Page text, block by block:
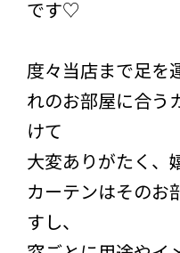
です♡
度々当店まで足を
れのお部屋に合う
けて
大変ありがたく、
カーテンはそのお
すし、